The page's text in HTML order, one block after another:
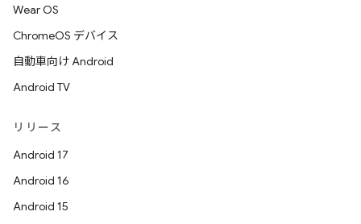
Wear OS
ChromeOS デバイス
自動車向け Android
Android TV
リリース
Android 17
Android 16
Android 15